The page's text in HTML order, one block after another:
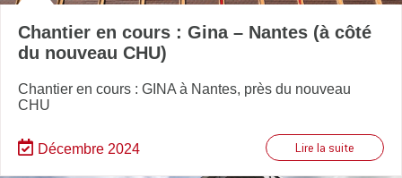
Chantier en cours : Gina – Nantes (à côté
du nouveau CHU)
Chantier en cours : GINA à Nantes, près du nouveau
CHU
Décembre 2024 Lire la suite